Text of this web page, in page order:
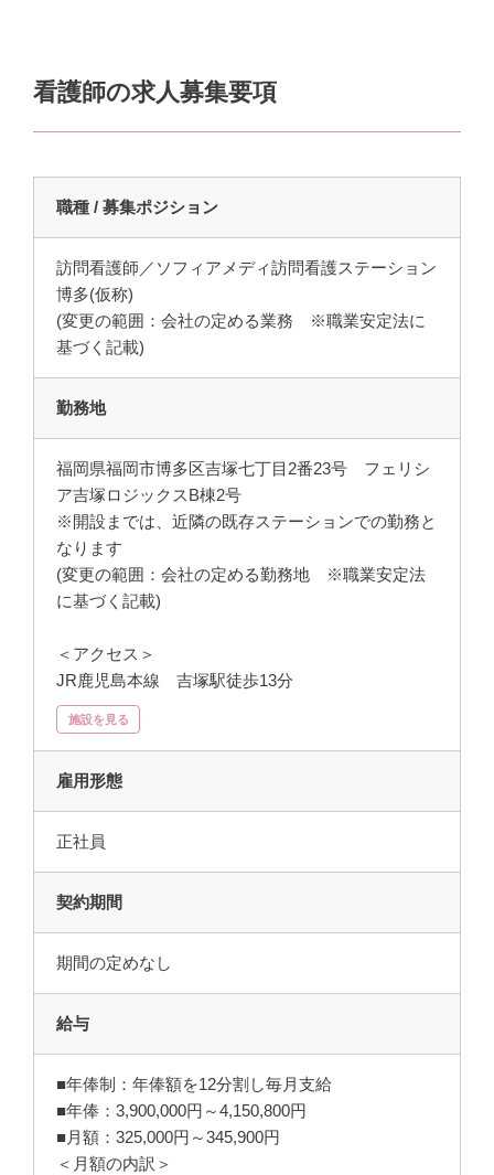
看護師の求人募集要項
職種 / 募集ポジション
訪問看護師／ソフィアメディ訪問看護ステーション
博多(仮称)
(変更の範囲：会社の定める業務 ※職業安定法に
基づく記載)
勤務地
福岡県福岡市博多区吉塚七丁目2番23号 フェリシ
ア吉塚ロジックスB棟2号
※開設までは、近隣の既存ステーションでの勤務と
なります
(変更の範囲：会社の定める勤務地 ※職業安定法
に基づく記載)
＜アクセス＞
JR鹿児島本線 吉塚駅徒歩13分
施設を見る
雇用形態
正社員
契約期間
期間の定めなし
給与
■年俸制：年俸額を12分割し毎月支給
■年俸：3,900,000円～4,150,800円
■月額：325,000円～345,900円
＜月額の内訳＞